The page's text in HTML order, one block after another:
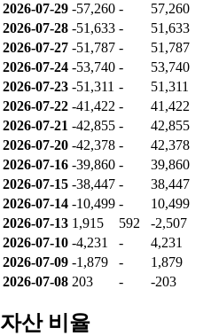
2026-07-29 -57,260 -
57,260
2026-07-28 -51,633 -
51,633
2026-07-27 -51,787 -
51,787
2026-07-24 -53,740 -
53,740
2026-07-23 -51,311 -
51,311
2026-07-22 -41,422 -
41,422
2026-07-21 -42,855 -
42,855
2026-07-20 -42,378 -
42,378
2026-07-16 -39,860 -
39,860
2026-07-15 -38,447 -
38,447
2026-07-14 -10,499 -
10,499
2026-07-13 1,915 592
-2,507
2026-07-10 -4,231 -
4,231
2026-07-09 -1,879 -
1,879
2026-07-08 203 - -203
자산 비율